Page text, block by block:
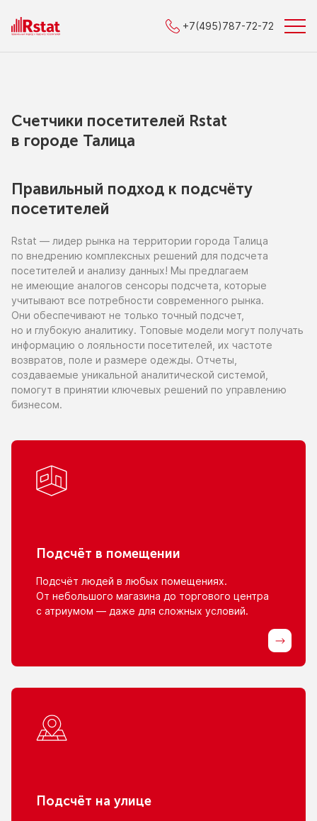
+7(495)787-72-72
Счетчики посетителей Rstat
в городe Талица
Правильный подход к подсчёту
посетителей
Rstat — лидер рынка на территории города Талица
по внедрению комплексных решений для подсчета
посетителей и анализу данных! Мы предлагаем
не имеющие аналогов сенсоры подсчета, которые
учитывают все потребности современного рынка.
Они обеспечивают не только точный подсчет,
но и глубокую аналитику. Топовые модели могут получать
информацию о лояльности посетителей, их частоте
возвратов, поле и размере одежды. Отчеты,
создаваемые уникальной аналитической системой,
помогут в принятии ключевых решений по управлению
бизнесом.
Подсчёт в помещении
Подсчёт людей в любых помещениях.
От небольшого магазина до торгового центра
с атриумом — даже для сложных условий.
Подсчёт на улице